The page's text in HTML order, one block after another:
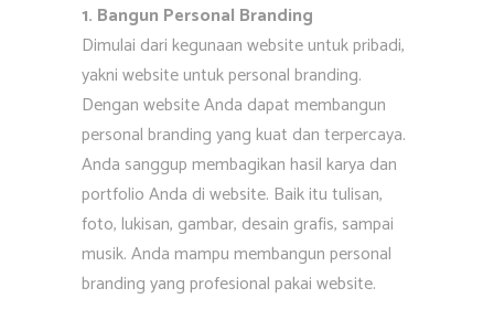
1. Bangun Personal Branding
Dimulai dari kegunaan website untuk pribadi,
yakni website untuk personal branding.
Dengan website Anda dapat membangun
personal branding yang kuat dan terpercaya.
Anda sanggup membagikan hasil karya dan
portfolio Anda di website. Baik itu tulisan,
foto, lukisan, gambar, desain grafis, sampai
musik. Anda mampu membangun personal
branding yang profesional pakai website.